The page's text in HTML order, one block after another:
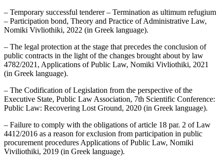
– Temporary successful tenderer – Termination as ultimum refugium
– Participation bond, Theory and Practice of Administrative Law,
Nomiki Vivliothiki, 2022 (in Greek language).
– The legal protection at the stage that precedes the conclusion of
public contracts in the light of the changes brought about by law
4782/2021, Applications of Public Law, Nomiki Vivliothiki, 2021
(in Greek language).
– The Codification of Legislation from the perspective of the
Executive State, Public Law Association, 7th Scientific Conference:
Public Law: Recovering Lost Ground, 2020 (in Greek language).
– Failure to comply with the obligations of article 18 par. 2 of Law
4412/2016 as a reason for exclusion from participation in public
procurement procedures Applications of Public Law, Nomiki
Viviliothiki, 2019 (in Greek language).